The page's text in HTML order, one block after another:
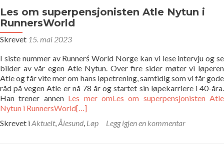
Les om superpensjonisten Atle Nytun i
RunnersWorld
Skrevet 15. mai 2023
I siste nummer av Runnerś World Norge kan vi lese intervju og se
bilder av vår egen Atle Nytun. Over fire sider møter vi løperen
Atle og får vite mer om hans løpetrening, samtidig som vi får gode
råd på vegen Atle er nå 78 år og startet sin løpekarriere i 40-åra.
Han trener annen Les mer omLes om superpensjonisten Atle
Nytun i RunnersWorld[…]
Skrevet iAktuelt,Ålesund, Løp Legg igjen en kommentar